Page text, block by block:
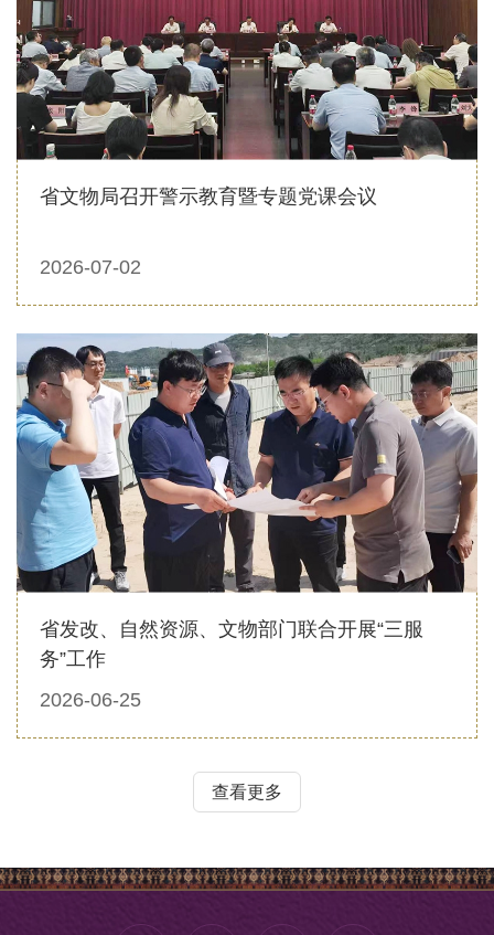
省文物局召开警示教育暨专题党课会议
2026-07-02
省发改、自然资源、文物部门联合开展“三服
务”工作
2026-06-25
查看更多